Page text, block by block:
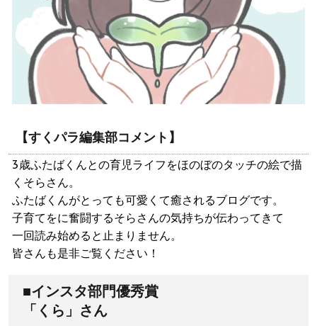
【すくパラ編集部コメント】
3歳ふたばくんとの育児ライフをほのぼのタッチの絵で描
くそらさん。
ふたばくんがとっても可愛くて癒されるブログです。
子育てをに奮闘するそらさんの気持ちが伝わってきて
一回読み始めると止まりません。
皆さんも是非ご覧ください！
■インスタ部門優秀賞
「くら」さん